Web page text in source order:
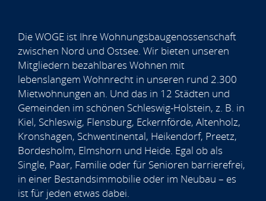
Die WOGE ist Ihre Wohnungsbaugenossenschaft
zwischen Nord und Ostsee. Wir bieten unseren
Mitgliedern bezahlbares Wohnen mit
lebenslangem Wohnrecht in unseren rund 2.300
Mietwohnungen an. Und das in 12 Städten und
Gemeinden im schönen Schleswig-Holstein, z. B. in
Kiel, Schleswig, Flensburg, Eckernförde, Altenholz,
Kronshagen, Schwentinental, Heikendorf, Preetz,
Bordesholm, Elmshorn und Heide. Egal ob als
Single, Paar, Familie oder für Senioren barrierefrei,
in einer Bestandsimmobilie oder im Neubau – es
ist für jeden etwas dabei.